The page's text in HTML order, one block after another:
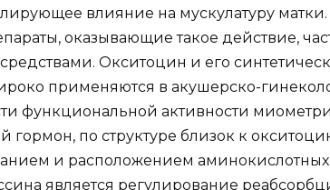
влияние на мускулатуру матки.
оказывающие такое действие,
Окситоцин и его
применяются в акушерско-
функциональной активности
гормон, по структуре близок к
и расположением
является регулирование